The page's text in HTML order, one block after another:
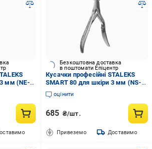
3 мм (NE-
Безкоштовна доставка
в поштомати Епіцентр
Кусачки професійні STALEKS
SMART 80 для шкіри 3 мм (NS-
80-3)
оцінити
685 ₴/шт.
Привеземо Доставимо